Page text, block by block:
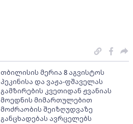
თბილისის მერია 8 აგვისტოს
პეკინისა და ვაჟა-ფშაველას
გამზირების კვეთიდან ჟვანიას
მოედნის მიმართულებით
მოძრაობის შეიზღუდვაზე
განცხადებას ავრცელებს